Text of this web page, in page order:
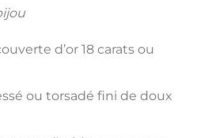
d’or 18 carats ou
ou torsadé fini de doux